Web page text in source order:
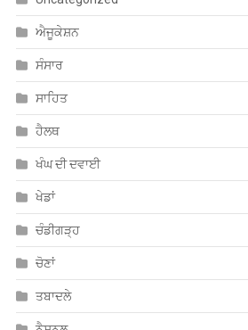
ਸਾਹਿਤ
ਹੈਲਥ
ਖੰਘ ਦੀ ਦਵਾਈ
ਖੇਡਾਂ
ਚੰਡੀਗੜ੍ਹ
ਚੋਣਾਂ
ਤਬਾਦਲੇ
ਨੈਸ਼ਨਲ
ਨੌਕਰੀਆਂ
ਪੰਜਾਬ